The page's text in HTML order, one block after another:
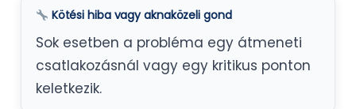
Kötési hiba vagy aknaközeli gond
Sok esetben a probléma egy átmeneti
csatlakozásnál vagy egy kritikus ponton
keletkezik.